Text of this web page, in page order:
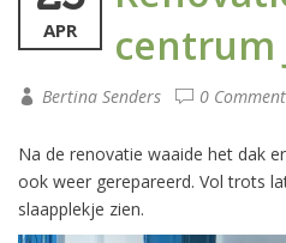
APR
centrum
Bertina Senders 0 Comment
Na de renovatie waaide het dak
ook weer gerepareerd. Vol trots
slaapplekje zien.